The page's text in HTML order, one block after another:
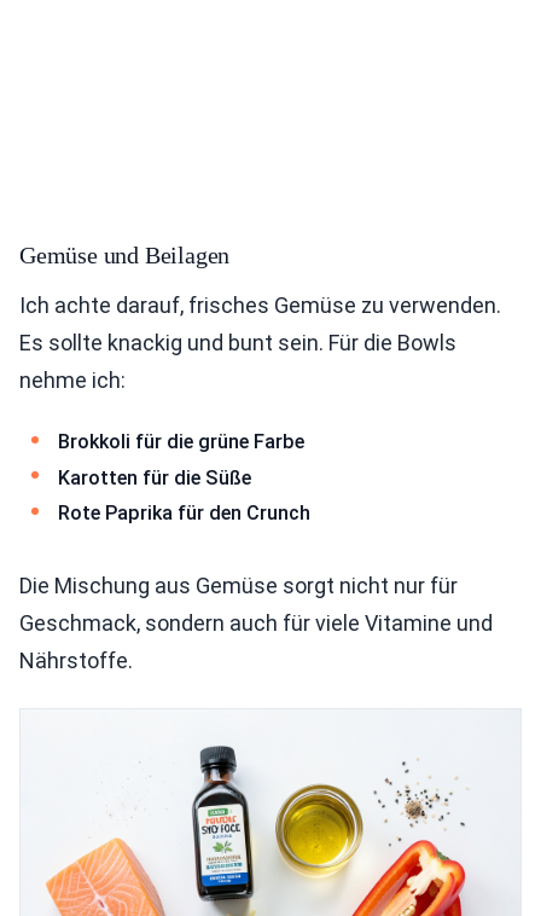
Gemüse und Beilagen
Ich achte darauf, frisches Gemüse zu verwenden.
Es sollte knackig und bunt sein. Für die Bowls
nehme ich:
Brokkoli für die grüne Farbe
Karotten für die Süße
Rote Paprika für den Crunch
Die Mischung aus Gemüse sorgt nicht nur für
Geschmack, sondern auch für viele Vitamine und
Nährstoffe.